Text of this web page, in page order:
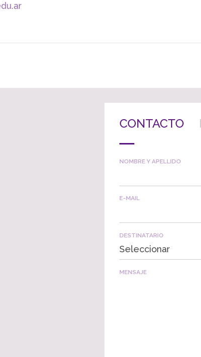
CONTACTO
NOMBRE Y APELLIDO
E-MAIL
DESTINATARIO
Seleccionar
MENSAJE